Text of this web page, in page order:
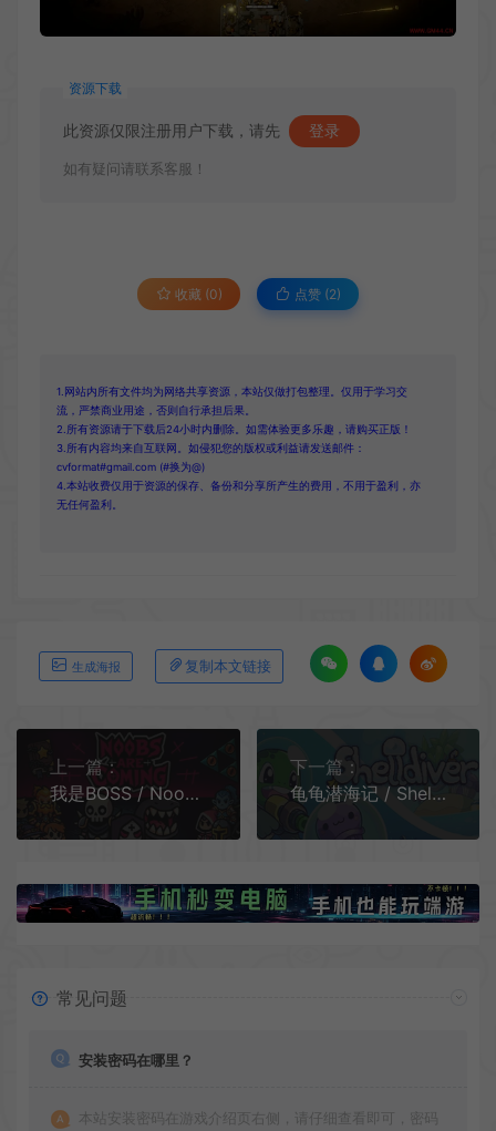
资源下载
此资源仅限注册用户下载，请先 登录
如有疑问请联系客服！
收藏 (0) 点赞 (2)
1.网站内所有文件均为网络共享资源，本站仅做打包整理。仅用于学习交
流，严禁商业用途，否则自行承担后果。
2.所有资源请于下载后24小时内删除。如需体验更多乐趣，请购买正版！
3.所有内容均来自互联网。如侵犯您的版权或利益请发送邮件：
cvformat#gmail.com (#换为@)
4.本站收费仅用于资源的保存、备份和分享所产生的费用，不用于盈利，亦
无任何盈利。
生成海报 复制本文链接
上一篇：
我是BOSS / Noobs Are Coming 肉鸽动作幸存者游戏
下一篇：
龟龟潜海记 / Shelldiver 温馨冒险增量游戏
常见问题
安装密码在哪里？
本站安装密码在游戏介绍页右侧，请仔细查看即可，密码